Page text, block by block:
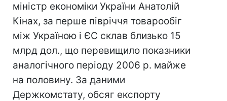
міністр економіки України Анатолій
Кінах, за перше півріччя товарообіг
між Україною і ЄС склав близько 15
млрд дол., що перевищило показники
аналогічного періоду 2006 р. майже
на половину. За даними
Держкомстату, обсяг експорту